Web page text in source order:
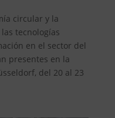
circular y la
tecnologías
en el sector del
presentes en la
del 20 al 23